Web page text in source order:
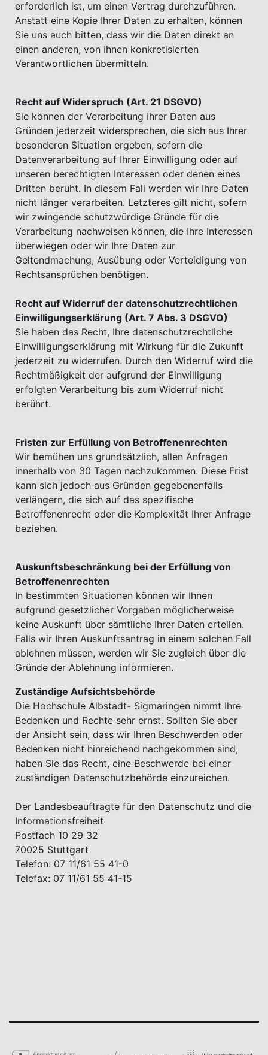
erforderlich ist, um einen Vertrag durchzuführen.
Anstatt eine Kopie Ihrer Daten zu erhalten, können
Sie uns auch bitten, dass wir die Daten direkt an
einen anderen, von Ihnen konkretisierten
Verantwortlichen übermitteln.
Recht auf Widerspruch (Art. 21 DSGVO)
Sie können der Verarbeitung Ihrer Daten aus
Gründen jederzeit widersprechen, die sich aus Ihrer
besonderen Situation ergeben, sofern die
Datenverarbeitung auf Ihrer Einwilligung oder auf
unseren berechtigten Interessen oder denen eines
Dritten beruht. In diesem Fall werden wir Ihre Daten
nicht länger verarbeiten. Letzteres gilt nicht, sofern
wir zwingende schutzwürdige Gründe für die
Verarbeitung nachweisen können, die Ihre Interessen
überwiegen oder wir Ihre Daten zur
Geltendmachung, Ausübung oder Verteidigung von
Rechtsansprüchen benötigen.
Recht auf Widerruf der datenschutzrechtlichen
Einwilligungserklärung (Art. 7 Abs. 3 DSGVO)
Sie haben das Recht, Ihre datenschutzrechtliche
Einwilligungserklärung mit Wirkung für die Zukunft
jederzeit zu widerrufen. Durch den Widerruf wird die
Rechtmäßigkeit der aufgrund der Einwilligung
erfolgten Verarbeitung bis zum Widerruf nicht
berührt.
Fristen zur Erfüllung von Betroﬀenenrechten
Wir bemühen uns grundsätzlich, allen Anfragen
innerhalb von 30 Tagen nachzukommen. Diese Frist
kann sich jedoch aus Gründen gegebenenfalls
verlängern, die sich auf das spezifische
Betroﬀenenrecht oder die Komplexität Ihrer Anfrage
beziehen.
Auskunftsbeschränkung bei der Erfüllung von
Betroﬀenenrechten
In bestimmten Situationen können wir Ihnen
aufgrund gesetzlicher Vorgaben möglicherweise
keine Auskunft über sämtliche Ihrer Daten erteilen.
Falls wir Ihren Auskunftsantrag in einem solchen Fall
ablehnen müssen, werden wir Sie zugleich über die
Gründe der Ablehnung informieren.
Zuständige Aufsichtsbehörde
Die Hochschule Albstadt- Sigmaringen nimmt Ihre
Bedenken und Rechte sehr ernst. Sollten Sie aber
der Ansicht sein, dass wir Ihren Beschwerden oder
Bedenken nicht hinreichend nachgekommen sind,
haben Sie das Recht, eine Beschwerde bei einer
zuständigen Datenschutzbehörde einzureichen.
Der Landesbeauftragte für den Datenschutz und die
Informationsfreiheit
Postfach 10 29 32
70025 Stuttgart
Telefon: 07 11/61 55 41-0
Telefax: 07 11/61 55 41-15